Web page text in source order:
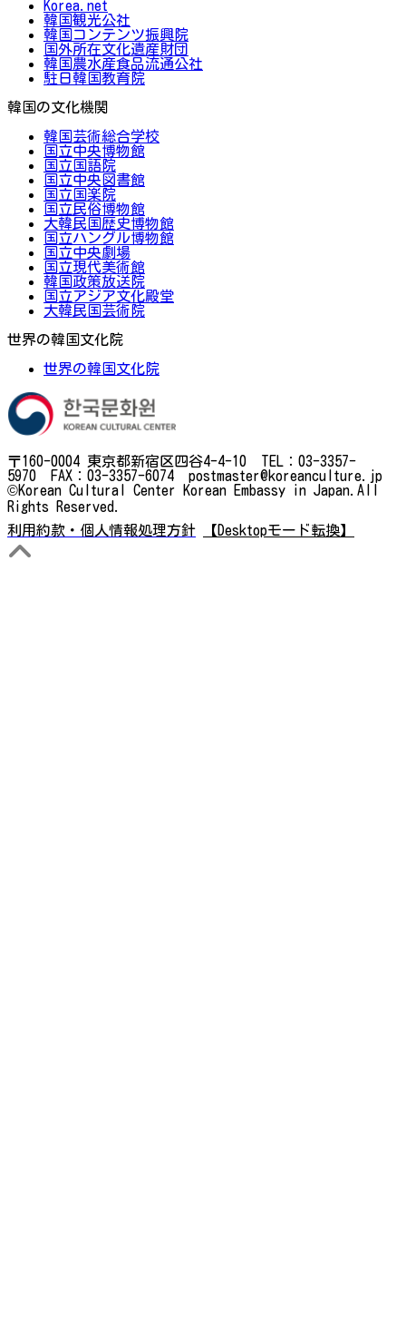
Korea.net
韓国観光公社
韓国コンテンツ振興院
国外所在文化遺産財団
韓国農水産食品流通公社
駐日韓国教育院
韓国の文化機関
韓国芸術総合学校
国立中央博物館
国立国語院
国立中央図書館
国立国楽院
国立民俗博物館
大韓民国歴史博物館
国立ハングル博物館
国立中央劇場
国立現代美術館
韓国政策放送院
国立アジア文化殿堂
大韓民国芸術院
世界の韓国文化院
世界の韓国文化院
〒160-0004 東京都新宿区四谷4-4-10 TEL：03-3357-
5970 FAX：03-3357-6074 postmaster@koreanculture.jp
©Korean Cultural Center Korean Embassy in Japan.All
Rights Reserved.
利用約款・個人情報処理方針
【Desktopモード転換】